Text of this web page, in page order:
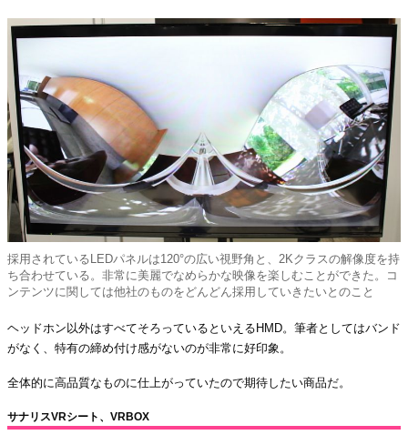
採用されているLEDパネルは120°の広い視野角と、2Kクラスの解像度を持
ち合わせている。非常に美麗でなめらかな映像を楽しむことができた。コ
ンテンツに関しては他社のものをどんどん採用していきたいとのこと
ヘッドホン以外はすべてそろっているといえるHMD。筆者としてはバンド
がなく、特有の締め付け感がないのが非常に好印象。
全体的に高品質なものに仕上がっていたので期待したい商品だ。
サナリスVRシート、VRBOX